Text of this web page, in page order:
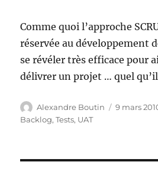
Comme quoi l’approche
réservée au développement
se révéler très efficace pour
délivrer un projet … quel
Auteur
Alexandre Boutin
Publié
9 mars
Backlog,Tests, UAT